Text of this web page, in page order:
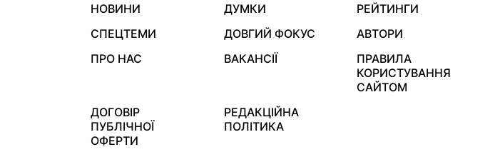
НОВИНИ ДУМКИ
РЕЙТИНГИ
СПЕЦТЕМИ
ДОВГИЙ ФОКУС
АВТОРИ
ПРО НАС
ВАКАНСІЇ
ПРАВИЛА
КОРИСТУВАННЯ
САЙТОМ
ДОГОВІР
ПУБЛІЧНОЇ
ОФЕРТИ
РЕДАКЦІЙНА
ПОЛІТИКА